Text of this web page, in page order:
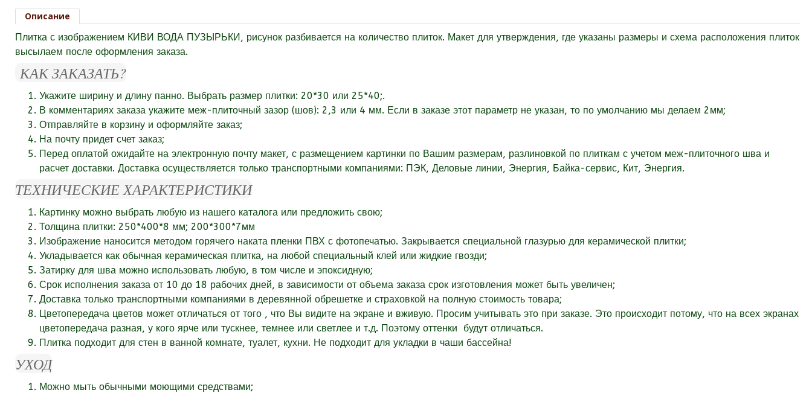
Описание
Плитка с изображением КИВИ ВОДА ПУЗЫРЬКИ, рисунок разбивается на количество плиток. Макет для утверждения, где указаны размеры и схема расположения плиток
высылаем после оформления заказа.
КАК ЗАКАЗАТЬ?
Укажите ширину и длину панно. Выбрать размер плитки: 20*30 или 25*40;.
В комментариях заказа укажите меж-плиточный зазор (шов): 2,3 или 4 мм. Если в заказе этот параметр не указан, то по умолчанию мы делаем 2мм;
Отправляйте в корзину и оформляйте заказ;
На почту придет счет заказ;
Перед оплатой ожидайте на электронную почту макет, с размещением картинки по Вашим размерам, разлиновкой по плиткам с учетом меж-плиточного шва и
расчет доставки. Доставка осуществляется только транспортными компаниями: ПЭК, Деловые линии, Энергия, Байка-сервис, Кит, Энергия.
ТЕХНИЧЕСКИЕ ХАРАКТЕРИСТИКИ
Картинку можно выбрать любую из нашего каталога или предложить свою;
Толщина плитки: 250*400*8 мм; 200*300*7мм
Изображение наносится методом горячего наката пленки ПВХ с фотопечатью. Закрывается специальной глазурью для керамической плитки;
Укладывается как обычная керамическая плитка, на любой специальный клей или жидкие гвозди;
Затирку для шва можно использовать любую, в том числе и эпоксидную;
Срок исполнения заказа от 10 до 18 рабочих дней, в зависимости от объема заказа срок изготовления может быть увеличен;
Доставка только транспортными компаниями в деревянной обрешетке и страховкой на полную стоимость товара;
Цветопередача цветов может отличаться от того , что Вы видите на экране и вживую. Просим учитывать это при заказе. Это происходит потому, что на всех экранах
цветопередача разная, у кого ярче или тускнее, темнее или светлее и т.д. Поэтому оттенки будут отличаться.
Плитка подходит для стен в ванной комнате, туалет, кухни. Не подходит для укладки в чаши бассейна!
УХОД
Можно мыть обычными моющими средствами;